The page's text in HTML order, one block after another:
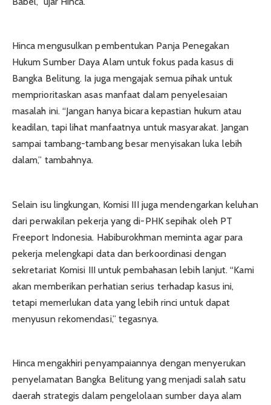
Hinca mengusulkan pembentukan Panja Penegakan
Hukum Sumber Daya Alam untuk fokus pada kasus di
Bangka Belitung. Ia juga mengajak semua pihak untuk
memprioritaskan asas manfaat dalam penyelesaian
masalah ini. “Jangan hanya bicara kepastian hukum atau
keadilan, tapi lihat manfaatnya untuk masyarakat. Jangan
sampai tambang-tambang besar menyisakan luka lebih
dalam,” tambahnya.
Selain isu lingkungan, Komisi III juga mendengarkan keluhan
dari perwakilan pekerja yang di-PHK sepihak oleh PT
Freeport Indonesia. Habiburokhman meminta agar para
pekerja melengkapi data dan berkoordinasi dengan
sekretariat Komisi III untuk pembahasan lebih lanjut. “Kami
akan memberikan perhatian serius terhadap kasus ini,
tetapi memerlukan data yang lebih rinci untuk dapat
menyusun rekomendasi,” tegasnya.
Hinca mengakhiri penyampaiannya dengan menyerukan
penyelamatan Bangka Belitung yang menjadi salah satu
daerah strategis dalam pengelolaan sumber daya alam